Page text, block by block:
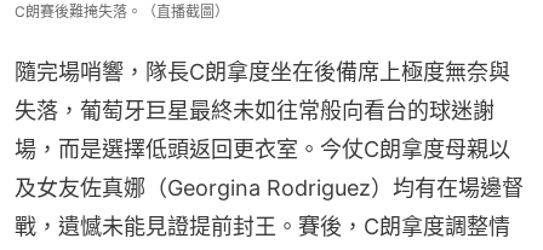
C朗賽後難掩失落。（直播截圖）
隨完場哨響，隊長C朗拿度坐在後備席上極度無奈與
失落，葡萄牙巨星最終未如往常般向看台的球迷謝
場，而是選擇低頭返回更衣室。今仗C朗拿度母親以
及女友佐真娜（Georgina Rodriguez）均有在場邊督
戰，遺憾未能見證提前封王。賽後，C朗拿度調整情